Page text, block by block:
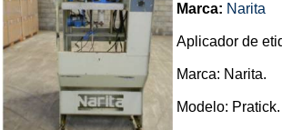
Marca: Narita
Aplicador de
Marca: Narita.
Modelo: Pratick.